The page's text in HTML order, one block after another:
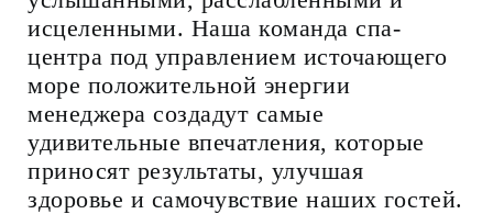
исцеленными. Наша команда спа-
центра под управлением источающего
море положительной энергии
менеджера создадут самые
удивительные впечатления, которые
приносят результаты, улучшая
здоровье и самочувствие наших гостей.